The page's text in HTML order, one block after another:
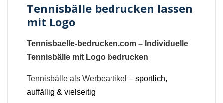
Tennisbälle bedrucken lassen
mit Logo
Tennisbaelle-bedrucken.com – Individuelle
Tennisbälle mit Logo bedrucken
Tennisbälle als Werbeartikel – sportlich,
auffällig & vielseitig